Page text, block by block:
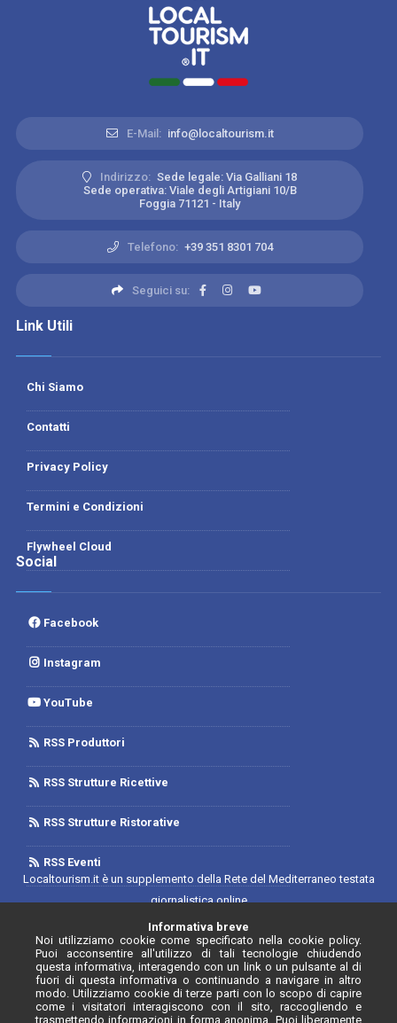
E-Mail: info@localtourism.it
Indirizzo: Sede legale: Via Galliani 18
Sede operativa: Viale degli Artigiani 10/B
Foggia 71121 - Italy
Telefono: +39 351 8301 704
Seguici su:
Link Utili
Chi Siamo
Contatti
Privacy Policy
Termini e Condizioni
Flywheel Cloud
Social
Facebook
Instagram
YouTube
RSS Produttori
RSS Strutture Ricettive
RSS Strutture Ristorative
RSS Eventi
Localtourism.it è un supplemento della Rete del Mediterraneo testata
giornalistica online
Trib. di Foggia n.1893/2019 - Reg. 2/2019- Rete del Mediterraneo
Contratto di Rete Editore
Direttore Responsabile: Luca D'Andrea
Iscrizione Registro degli Operatori di Comunicazione N. 34646 con
provvedimento n. 55 del 20/07/2020
Informativa breve
Noi utilizziamo cookie come specificato nella cookie policy.
Puoi acconsentire all'utilizzo di tali tecnologie chiudendo
questa informativa, interagendo con un link o un pulsante al di
fuori di questa informativa o continuando a navigare in altro
modo. Utilizziamo cookie di terze parti con lo scopo di capire
come i visitatori interagiscono con il sito, raccogliendo e
trasmettendo informazioni in forma anonima. Puoi liberamente